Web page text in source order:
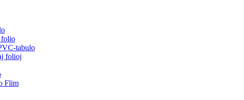
folio
tabulo
folioj
Flim